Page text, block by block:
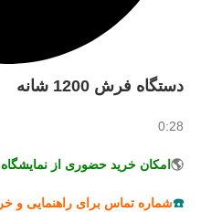
دستگاه فرش 1200 شانه
0:28
🌎 امکان خرید حضوری از
☎️شماره تماس برای راهنمایی و